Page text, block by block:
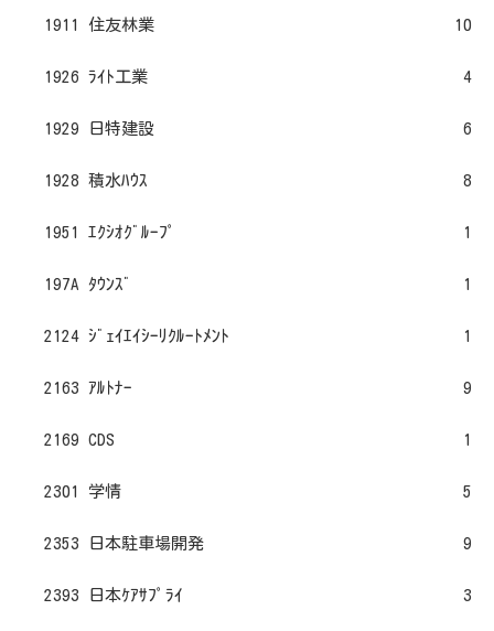
1911 住友林業 10
1926 ﾗｲﾄ工業 4
1929 日特建設 6
1928 積水ﾊｳｽ 8
1951 ｴｸｼｵｸﾞﾙｰﾌﾟ 1
197A ﾀｳﾝｽﾞ 1
2124 ｼﾞｪｲｴｲｼｰﾘｸﾙｰﾄﾒﾝﾄ 1
2163 ｱﾙﾄﾅｰ 9
2169 CDS 1
2301 学情 5
2353 日本駐車場開発 9
2393 日本ｹｱｻﾌﾟﾗｲ 3